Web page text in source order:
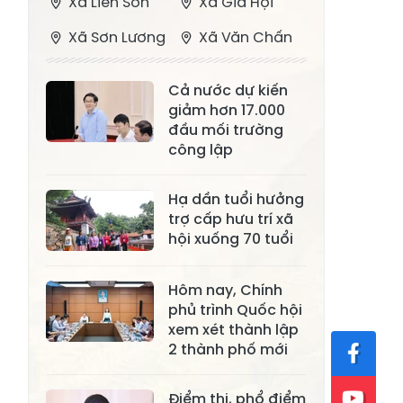
Xã Sơn Lương
Xã Văn Chấn
Bằng La
Xã Chấn Thịnh
Xã Nghĩa Tâm
Xã Phong Dụ
Hạ
Xã Đông
Cuông
Xã Tân Hợp
Xã Mỏ Vàng
Xã Lâm
Thượng
Cả nước dự kiến
giảm hơn 17.000
đầu mối trường
công lập
Hạ dần tuổi hưởng
trợ cấp hưu trí xã
hội xuống 70 tuổi
Hôm nay, Chính
phủ trình Quốc hội
xem xét thành lập
2 thành phố mới